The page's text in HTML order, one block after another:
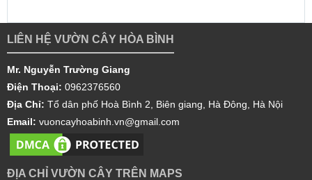
LIÊN HỆ VƯỜN CÂY HÒA BÌNH
Mr. Nguyễn Trường Giang
Điện Thoại: 0962376560
Địa Chỉ: Tổ dân phố Hoà Bình 2, Biên giang, Hà Đông, Hà Nội
Email: vuoncayhoabinh.vn@gmail.com
ĐỊA CHỈ VƯỜN CÂY TRÊN MAPS